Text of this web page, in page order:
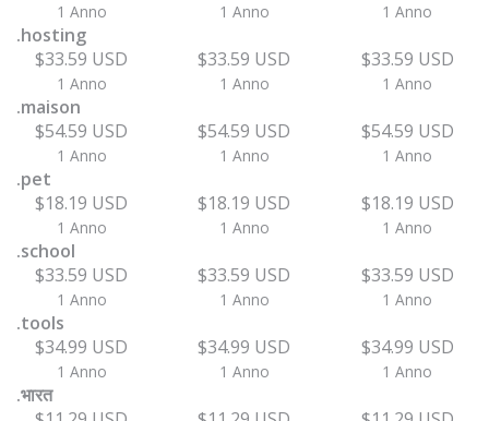
1 Anno 1 Anno 1 Anno
.hosting
$33.59 USD
1 Anno
$33.59 USD
1 Anno
$33.59 USD
1 Anno
.maison
$54.59 USD
1 Anno
$54.59 USD
1 Anno
$54.59 USD
1 Anno
.pet
$18.19 USD
1 Anno
$18.19 USD
1 Anno
$18.19 USD
1 Anno
.school
$33.59 USD
1 Anno
$33.59 USD
1 Anno
$33.59 USD
1 Anno
.tools
$34.99 USD
1 Anno
$34.99 USD
1 Anno
$34.99 USD
1 Anno
.भारत